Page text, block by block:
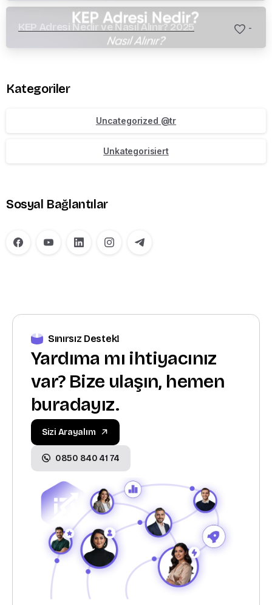
KEP Adresi Nedir ve Nasıl Alınır? 2025 -
Kategoriler
Uncategorized @tr
Unkategorisiert
Sosyal Bağlantılar
Sınırsız Destek!
Yardıma mı ihtiyacınız
var? Bize ulaşın, hemen
buradayız.
Sizi Arayalım
0850 840 41 74